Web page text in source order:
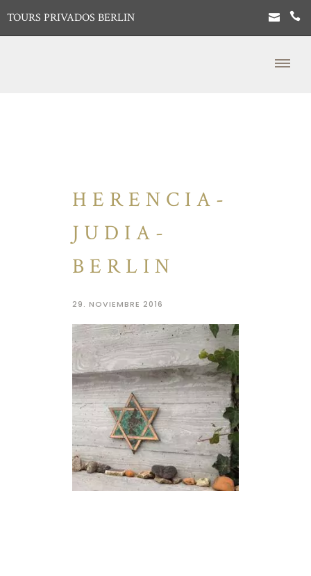
TOURS PRIVADOS BERLIN
HERENCIA-
JUDIA-
BERLIN
29. NOVIEMBRE 2016